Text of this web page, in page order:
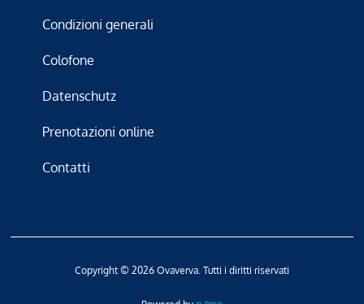
Condizioni generali
Colofone
Datenschutz
Prenotazioni online
Contatti
Copyright © 2026 Ovaverva. Tutti i diritti riservati